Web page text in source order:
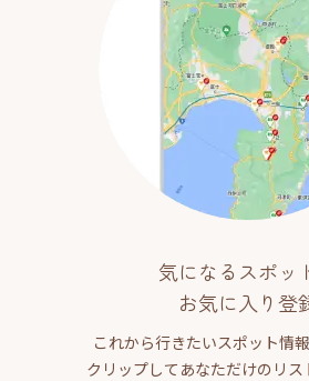
気になるスポッ
お気に入り登
これから行きたいスポット情
クリップしてあなただけのリス